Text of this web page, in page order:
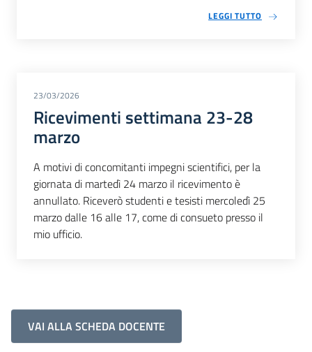
LEGGI TUTTO
23/03/2026
Ricevimenti settimana 23-28
marzo
A motivi di concomitanti impegni scientifici, per la
giornata di martedì 24 marzo il ricevimento è
annullato. Riceverò studenti e tesisti mercoledì 25
marzo dalle 16 alle 17, come di consueto presso il
mio ufficio.
VAI ALLA SCHEDA DOCENTE